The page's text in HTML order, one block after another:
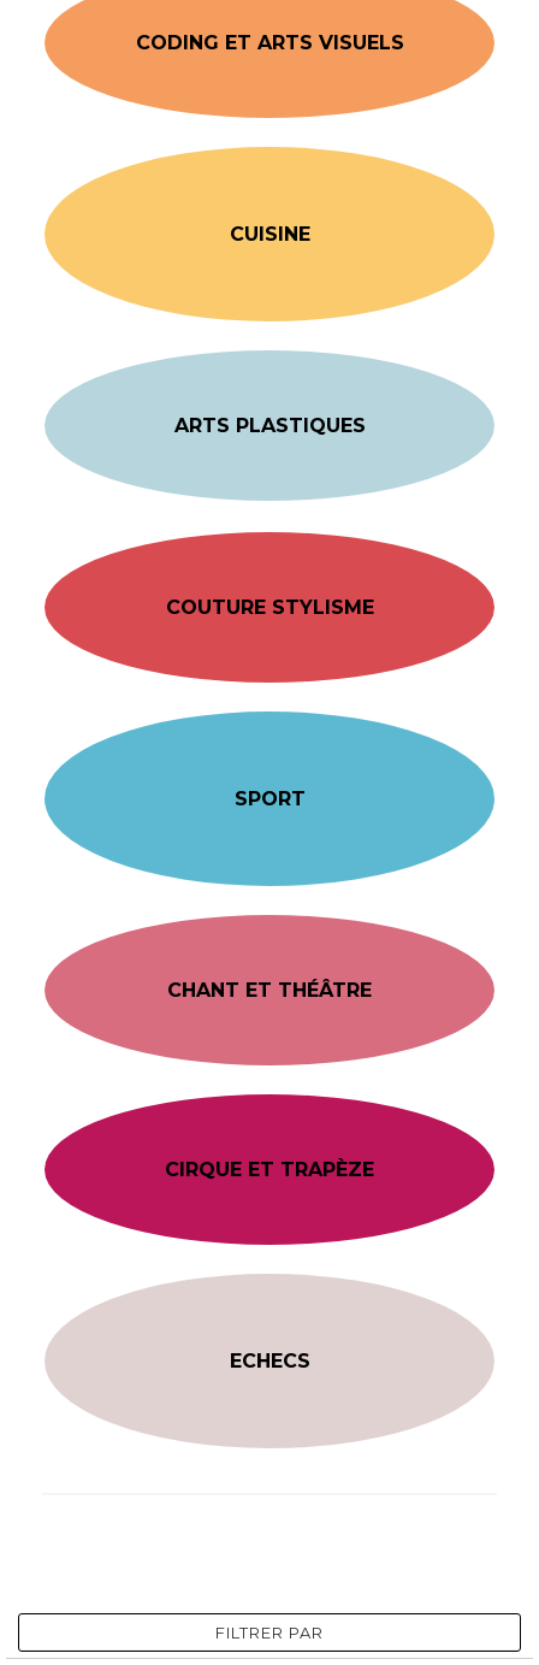
CODING ET ARTS VISUELS
CUISINE
ARTS PLASTIQUES
COUTURE STYLISME
SPORT
CHANT ET THÉÂTRE
CIRQUE ET TRAPÈZE
ECHECS
FILTRER PAR